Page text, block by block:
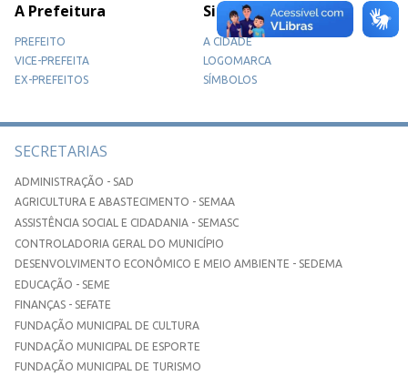
A Prefeitura
PREFEITO
VICE-PREFEITA
EX-PREFEITOS
Sidrolândia
A CIDADE
LOGOMARCA
SÍMBOLOS
SECRETARIAS
ADMINISTRAÇÃO - SAD
AGRICULTURA E ABASTECIMENTO - SEMAA
ASSISTÊNCIA SOCIAL E CIDADANIA - SEMASC
CONTROLADORIA GERAL DO MUNICÍPIO
DESENVOLVIMENTO ECONÔMICO E MEIO AMBIENTE - SEDEMA
EDUCAÇÃO - SEME
FINANÇAS - SEFATE
FUNDAÇÃO MUNICIPAL DE CULTURA
FUNDAÇÃO MUNICIPAL DE ESPORTE
FUNDAÇÃO MUNICIPAL DE TURISMO